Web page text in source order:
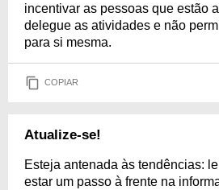
incentivar as pessoas que estão
delegue as atividades e não
para si mesma.
COPIAR
Atualize-se!
Esteja antenada às tendências:
estar um passo à frente na